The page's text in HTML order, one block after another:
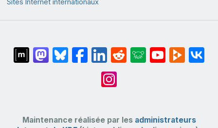
Sites Internet internationaux
Maintenance réalisée par les administrateurs